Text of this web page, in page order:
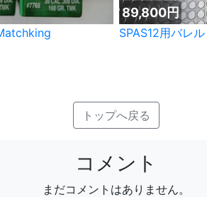
89,800円
SPAS12用バレル
トップへ戻る
コメント
まだコメントはありません。